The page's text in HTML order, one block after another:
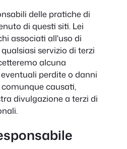
delle pratiche di
di questi siti. Lei
associati all'uso di
servizio di terzi
alcuna
perdite o danni
causati,
divulgazione a terzi di